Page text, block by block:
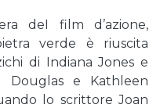
deI film d’azione,
verde è riuscita
di Indiana Jones e
Douglas e Kathleen
lo scrittore Joan